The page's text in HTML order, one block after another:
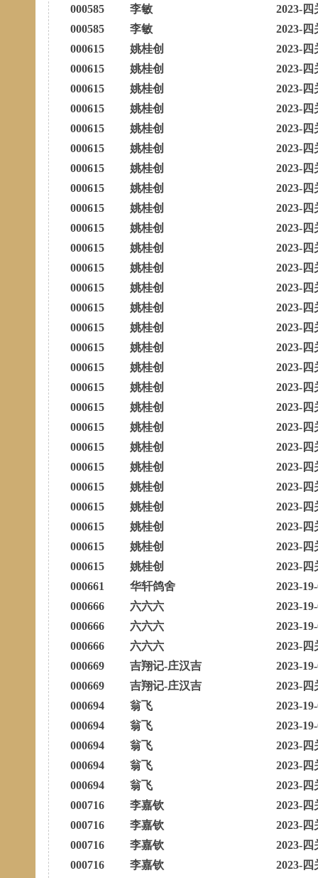
000585
李敏
2023-四
000585
李敏
2023-四
000615
姚桂创
2023-四
000615
姚桂创
2023-四
000615
姚桂创
2023-四
000615
姚桂创
2023-四
000615
姚桂创
2023-四
000615
姚桂创
2023-四
000615
姚桂创
2023-四
000615
姚桂创
2023-四
000615
姚桂创
2023-四
000615
姚桂创
2023-四
000615
姚桂创
2023-四
000615
姚桂创
2023-四
000615
姚桂创
2023-四
000615
姚桂创
2023-四
000615
姚桂创
2023-四
000615
姚桂创
2023-四
000615
姚桂创
2023-四
000615
姚桂创
2023-四
000615
姚桂创
2023-四
000615
姚桂创
2023-四
000615
姚桂创
2023-四
000615
姚桂创
2023-四
000615
姚桂创
2023-四
000615
姚桂创
2023-四
000615
姚桂创
2023-四
000615
姚桂创
2023-四
000615
姚桂创
2023-四
000661
华轩鸽舍
2023-
000666
六六六
2023-
000666
六六六
2023-
000666
六六六
2023-四
000669
吉翔记-庄汉吉
2023-
000669
吉翔记-庄汉吉
2023-四
000694
翁飞
2023-
000694
翁飞
2023-
000694
翁飞
2023-四
000694
翁飞
2023-四
000694
翁飞
2023-四
000716
李嘉钦
2023-四
000716
李嘉钦
2023-四
000716
李嘉钦
2023-四
000716
李嘉钦
2023-四